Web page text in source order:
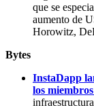
que se
aumento de
Horowitz,
Bytes
InstaDapp
los